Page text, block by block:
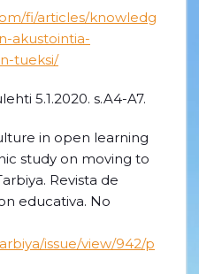
fi/articles/knowledg
akustointia-
tueksi/
5.1.2020. s.A4-A7.
in open learning
study on moving to
Revista de
educativa. No
issue/view/942/p